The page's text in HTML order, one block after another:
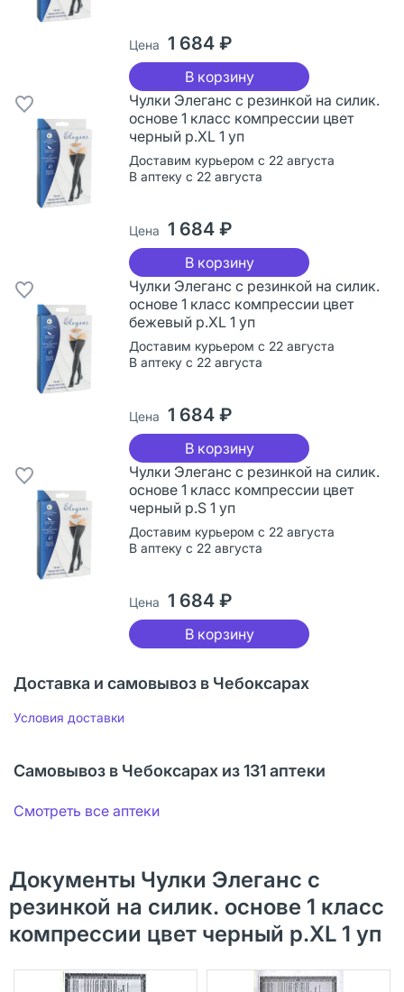
Цена 1 684 ₽
В корзину
Чулки Элеганс с резинкой на силик.
основе 1 класс компрессии цвет
черный р.XL 1 уп
Доставим курьером с 22 августа
В аптеку с 22 августа
Цена 1 684 ₽
В корзину
Чулки Элеганс с резинкой на силик.
основе 1 класс компрессии цвет
бежевый р.XL 1 уп
Доставим курьером с 22 августа
В аптеку с 22 августа
Цена 1 684 ₽
В корзину
Чулки Элеганс с резинкой на силик.
основе 1 класс компрессии цвет
черный р.S 1 уп
Доставим курьером с 22 августа
В аптеку с 22 августа
Цена 1 684 ₽
В корзину
Доставка и самовывоз в Чебоксарах
Условия доставки
Самовывоз в Чебоксарах из 131 аптеки
Смотреть все аптеки
Документы Чулки Элеганс с
резинкой на силик. основе 1 класс
компрессии цвет черный р.XL 1 уп